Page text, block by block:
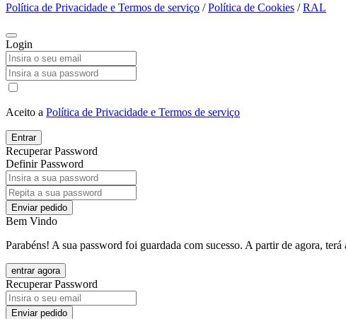
Política de Privacidade e Termos de serviço /Política de Cookies /RAL
Login
Aceito a Política de Privacidade e Termos de serviço
Entrar
Recuperar Password
Definir Password
Enviar pedido
Bem Vindo
Parabéns! A sua password foi guardada com sucesso. A partir de agora,
entrar agora
Recuperar Password
Enviar pedido